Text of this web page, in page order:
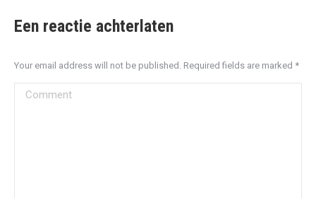
Een reactie achterlaten
Your email address will not be published. Required fields are marked *
Comment